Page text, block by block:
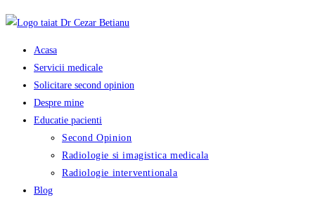
Skip
content Acasa
Servicii medicale
Solicitare second opinion
Despre mine
Educatie pacienti
Second Opinion
Radiologie si imagistica medicala
Radiologie interventionala
Blog